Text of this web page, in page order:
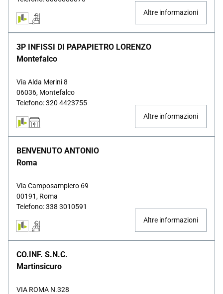
Altre informazioni
3P INFISSI DI PAPAPIETRO LORENZO
Montefalco
Via Alda Merini 8
06036, Montefalco
Telefono: 320 4423755
Altre informazioni
BENVENUTO ANTONIO
Roma
Via Camposampiero 69
00191, Roma
Telefono: 338 3010591
Altre informazioni
CO.INF. S.N.C.
Martinsicuro
VIA ROMA N.328